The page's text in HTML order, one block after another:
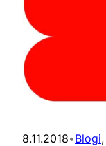
8.11.2018•Blogi,